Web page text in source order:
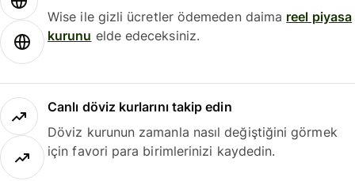
Wise ile gizli ücretler ödemeden daima reel piyasa
kurunu elde edeceksiniz.
Canlı döviz kurlarını takip edin
Döviz kurunun zamanla nasıl değiştiğini görmek
için favori para birimlerinizi kaydedin.